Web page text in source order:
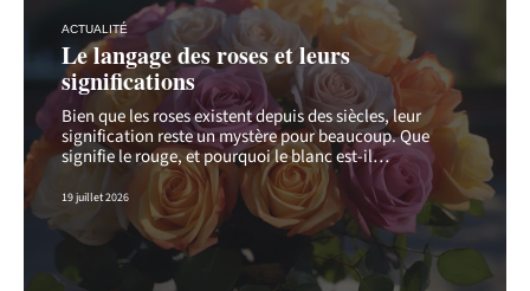
ACTUALITÉ
Le langage des roses et leurs
significations
Bien que les roses existent depuis des siècles, leur
signification reste un mystère pour beaucoup. Que
signifie le rouge, et pourquoi le blanc est-il…
19 juillet 2026